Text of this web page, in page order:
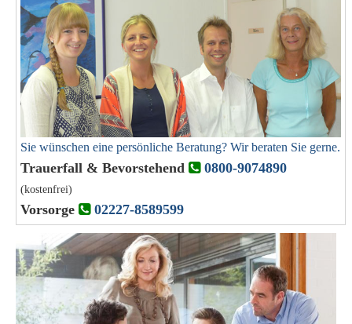
Sie wünschen eine persönliche Beratung? Wir beraten Sie gerne.
Trauerfall & Bevorstehend 0800-9074890
(kostenfrei)
Vorsorge 02227-8589599